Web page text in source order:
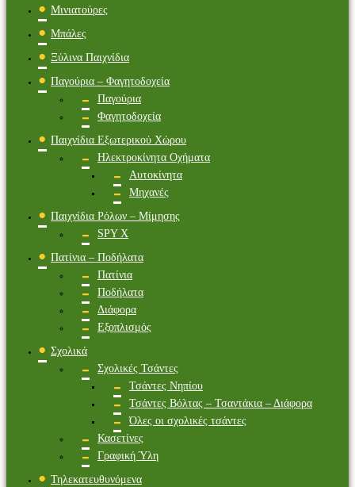
Μινιατούρες
Μπάλες
Ξύλινα Παιχνίδια
Παγούρια – Φαγητοδοχεία
Παγούρια
Φαγητοδοχεία
Παιχνίδια Εξωτερικού Χώρου
Ηλεκτροκίνητα Οχήματα
Αυτοκίνητα
Μηχανές
Παιχνίδια Ρόλων – Μίμησης
SPY X
Πατίνια – Ποδήλατα
Πατίνια
Ποδήλατα
Διάφορα
Εξοπλισμός
Σχολικά
Σχολικές Τσάντες
Τσάντες Νηπίου
Τσάντες Βόλτας – Τσαντάκια – Διάφορα
Όλες οι σχολικές τσάντες
Κασετίνες
Γραφική Ύλη
Τηλεκατευθυνόμενα